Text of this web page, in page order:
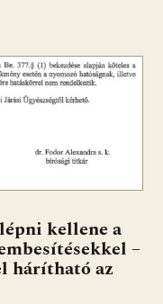
kellene a
–
hárítható az